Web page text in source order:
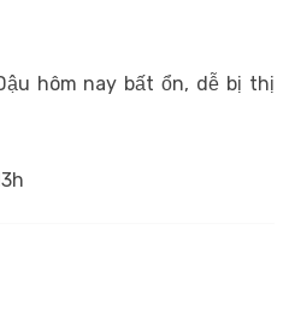
hôm nay bất ổn, dễ bị thị